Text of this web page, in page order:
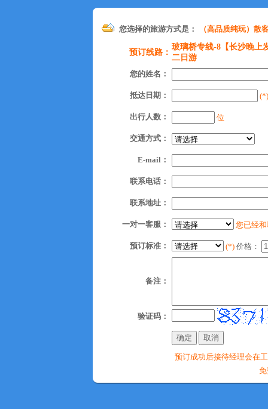
您选择的旅游方式是： （高品质纯玩）散
预订线路：
玻璃桥专线-8【长沙晚上
二日游
您的姓名：
抵达日期： (*)
出行人数： 位
交通方式：
E-mail：
联系电话：
联系地址：
一对一客服： 您已经
预订标准： (*)价格：
备注：
验证码：
预订成功后接待经理会在